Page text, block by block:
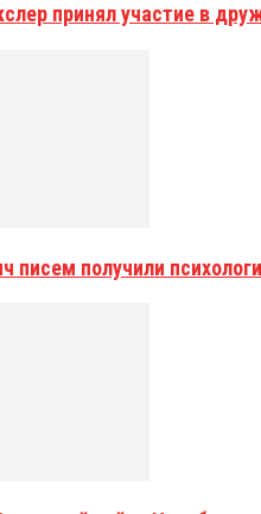
принял участие в
писем получили